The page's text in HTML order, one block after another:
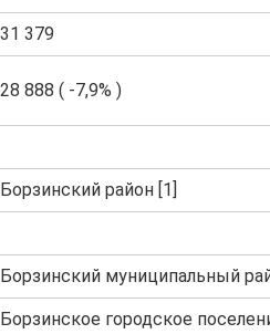
31 379
28 888 ( -7,9% )
Борзинский район [1]
Борзинский муниципальный
Борзинское городское